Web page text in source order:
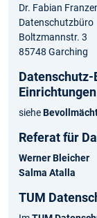
Dr. Fabian
Datenschutzbüro
Boltzmannstr. 3
85748 Garching
Einrichtungen
siehe
Referat für
Werner Bleicher
Salma Atalla
TUM